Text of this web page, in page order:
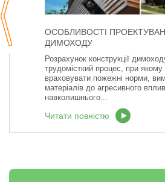
ОСОБЛИВОСТІ
ДИМОХОДУ
Розрахунок конструкції
трудомісткий процес, при якому
враховувати пожежні норми,
матеріалів до агресивного
навколишнього...
Читати повністю